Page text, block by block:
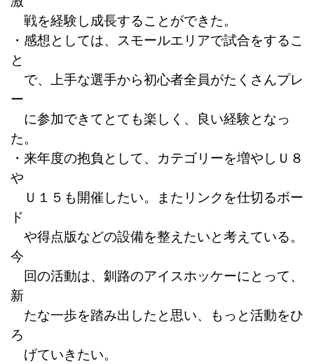
戦を経験し成長することができた。
・感想としては、スモールエリアで試合をするこ
と
で、上手な選手から初心者全員がたくさんプレ
ー
に参加できてとても楽しく、良い経験となっ
た。
・来年度の抱負として、カテゴリーを増やしＵ８
や
Ｕ１５も開催したい。またリンクを仕切るボー
ド
や得点版などの設備を整えたいと考えている。
今
回の活動は、釧路のアイスホッケーにとって、
新
たな一歩を踏み出したと思い、もっと活動をひ
ろ
げていきたい。